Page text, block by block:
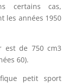
certains cas,
les années 1950
est de 750 cm3
60).
petit sport